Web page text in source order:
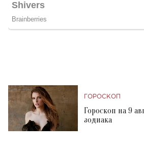
ГОРОСКОП
Гороскоп на 9
зодиака